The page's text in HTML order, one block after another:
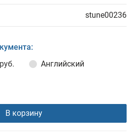
stune00236
Английский
В корзину